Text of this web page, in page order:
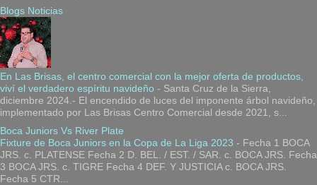
Blogs Noticias
En Las Brisas, el centro comercial con la mejor oferta de productos,
viví el verdadero espíritu navideño - Santa Cruz de la Sierra,
diciembre 2024.- El encendido de luces del imponente árbol navideño,
implementado por Las Brisas Centro Comercial desde 2021, s...
Boca Juniors Vs River Plate
Fixture de Boca Juniors en la Copa de La Liga 2023 - Fecha 1 BOCA
JRS. c. PLATENSE Fecha 2 D. BEL. / EST. / SAR. c. BOCA JRS. Fecha
3 BOCA JRS. c. TIGRE Fecha 4 DEF. Y JUSTICIA c. BOCA JRS.
Fecha 5 CTR...